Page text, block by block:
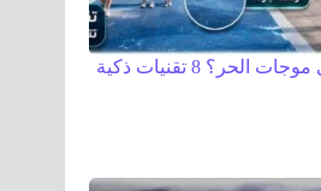
كيف تبرد الصين مدنها في موجات الحر؟ 8 تقنيات ذكية